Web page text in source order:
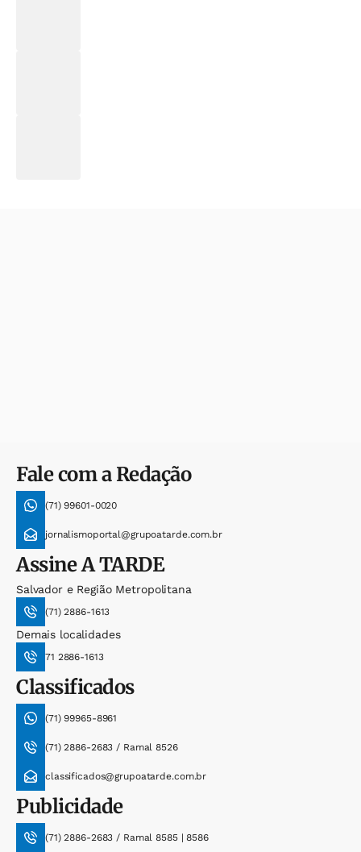
Fale com a Redação
(71) 99601-0020
jornalismoportal@grupoatarde.com.br
AssineA TARDE
Salvador e Região Metropolitana
(71) 2886-1613
Demais localidades
71 2886-1613
Classificados
(71) 99965-8961
(71) 2886-2683 / Ramal 8526
classificados@grupoatarde.com.br
Publicidade
(71) 2886-2683 / Ramal 8585 | 8586